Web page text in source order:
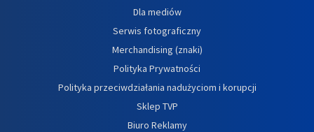
Dla mediów
Serwis fotograficzny
Merchandising (znaki)
Polityka Prywatności
Polityka przeciwdziałania nadużyciom i korupcji
Sklep TVP
Biuro Reklamy